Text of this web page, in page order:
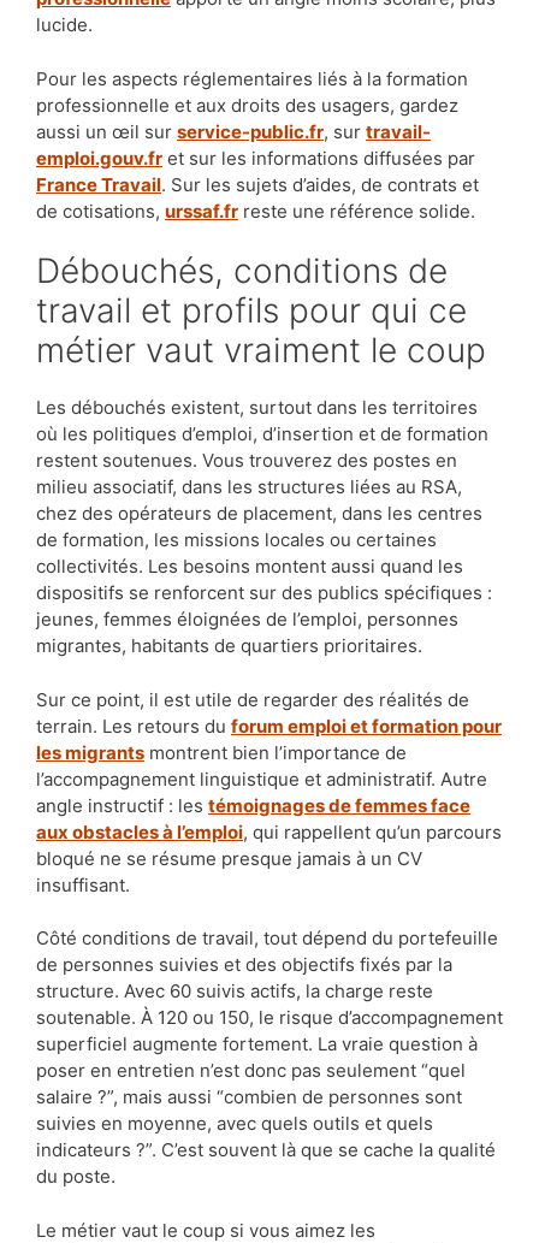
lucide.
Pour les aspects réglementaires liés à la formation
professionnelle et aux droits des usagers, gardez
aussi un œil sur service-public.fr, sur travail-
emploi.gouv.fr et sur les informations diffusées par
France Travail. Sur les sujets d’aides, de contrats et
de cotisations, urssaf.fr reste une référence solide.
Débouchés, conditions de
travail et profils pour qui ce
métier vaut vraiment le coup
Les débouchés existent, surtout dans les territoires
où les politiques d’emploi, d’insertion et de formation
restent soutenues. Vous trouverez des postes en
milieu associatif, dans les structures liées au RSA,
chez des opérateurs de placement, dans les centres
de formation, les missions locales ou certaines
collectivités. Les besoins montent aussi quand les
dispositifs se renforcent sur des publics spécifiques :
jeunes, femmes éloignées de l’emploi, personnes
migrantes, habitants de quartiers prioritaires.
Sur ce point, il est utile de regarder des réalités de
terrain. Les retours du forum emploi et formation pour
les migrants montrent bien l’importance de
l’accompagnement linguistique et administratif. Autre
angle instructif : les témoignages de femmes face
aux obstacles à l’emploi, qui rappellent qu’un parcours
bloqué ne se résume presque jamais à un CV
insuffisant.
Côté conditions de travail, tout dépend du portefeuille
de personnes suivies et des objectifs fixés par la
structure. Avec 60 suivis actifs, la charge reste
soutenable. À 120 ou 150, le risque d’accompagnement
superficiel augmente fortement. La vraie question à
poser en entretien n’est donc pas seulement “quel
salaire ?”, mais aussi “combien de personnes sont
suivies en moyenne, avec quels outils et quels
indicateurs ?”. C’est souvent là que se cache la qualité
du poste.
Le métier vaut le coup si vous aimez les